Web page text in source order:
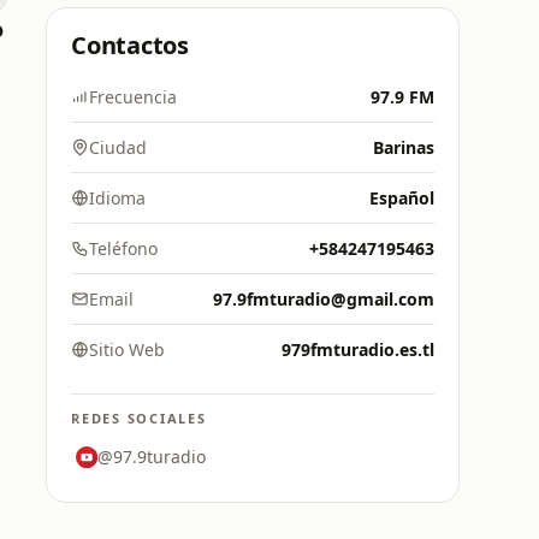
Contactos
Frecuencia 97.9 FM
Ciudad Barinas
Idioma Español
Teléfono +584247195463
Email 97.9fmturadio@gmail.com
Sitio Web 979fmturadio.es.tl
REDES SOCIALES
@97.9turadio